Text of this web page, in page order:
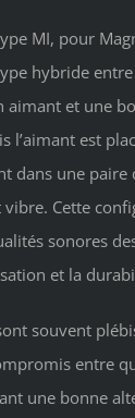
MI, pour
hybride entre
aimant et une
l’aimant est
dans une paire
vibre. Cette
sonores
et la
souvent
entre
une bonne